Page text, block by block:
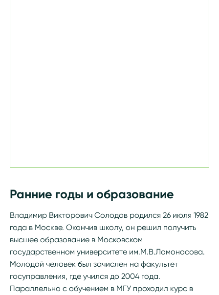
Ранние годы и образование
Владимир Викторович Солодов родился 26 июля 1982
года в Москве. Окончив школу, он решил получить
высшее образование в Московском
государственном университете им.М.В.Ломоносова.
Молодой человек был зачислен на факультет
госуправления, где учился до 2004 года.
Параллельно с обучением в МГУ проходил курс в